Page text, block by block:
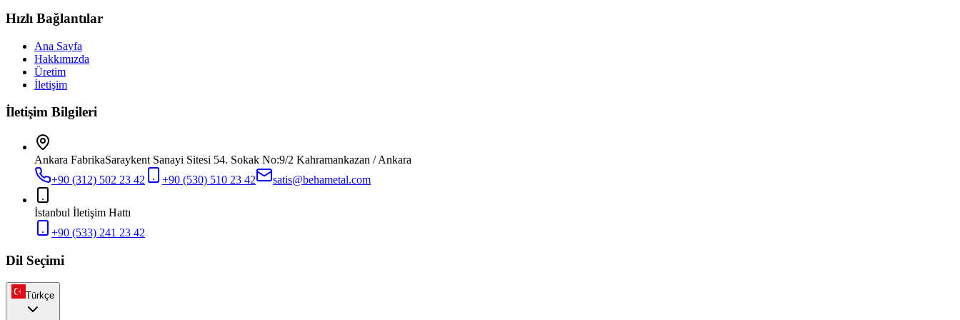
Hızlı Bağlantılar
Ana Sayfa
Hakkımızda
Üretim
İletişim
İletişim Bilgileri
Ankara FabrikaSaraykent Sanayi Sitesi 54. Sokak No:9/2 Kahramankazan / Ankara
+90 (312) 502 23 42
+90 (530) 510 23 42 satis@behametal.com
İstanbul İletişim Hattı
+90 (533) 241 23 42
Dil Seçimi
Türkçe